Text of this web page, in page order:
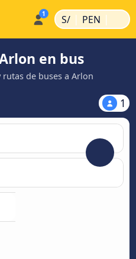
S/ | PEN |
en bus
de buses a Arlon
1